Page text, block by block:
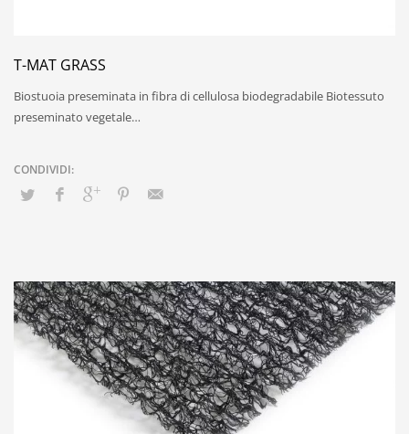
T-MAT GRASS
Biostuoia preseminata in fibra di cellulosa biodegradabile Biotessuto
preseminato vegetale…